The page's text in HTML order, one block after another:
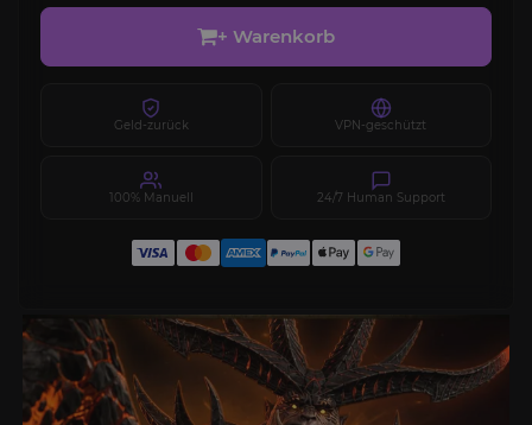
+ Warenkorb
Geld-zurück VPN-geschützt
100% Manuell 24/7 Human Support